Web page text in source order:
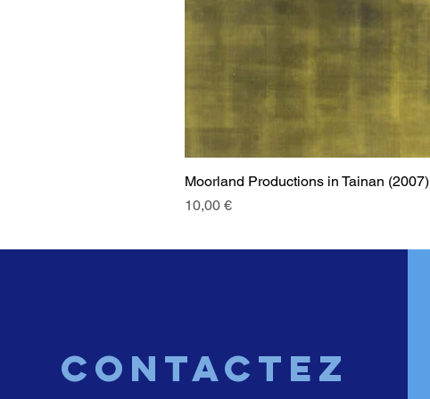
Moorland Productions in Tainan (2007)
Prix
10,00 €
CONTACTEZ